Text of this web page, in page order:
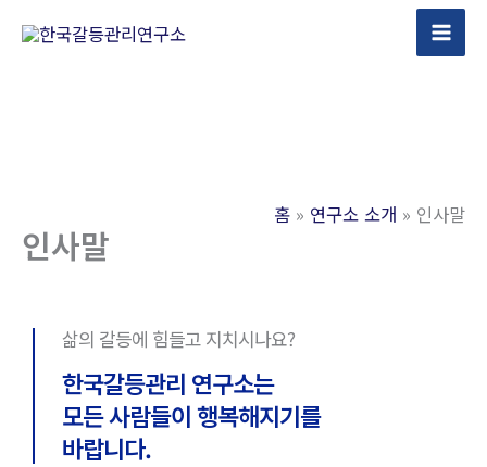
홈 연구소 소개 인사말
인사말
삶의 갈등에 힘들고 지치시나요?
한국갈등관리 연구소는
모든 사람들이 행복해지기를
바랍니다.